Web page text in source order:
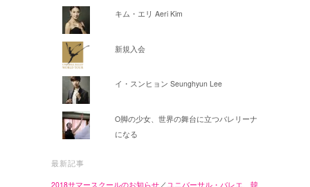
キム・エリ Aeri Kim
新規入会
イ・スンヒョン Seunghyun Lee
O脚の少女、世界の舞台に立つバレリーナ
になる
最新記事
2018サマースクールのお知らせ／ユニバーサル・バレエ、韓